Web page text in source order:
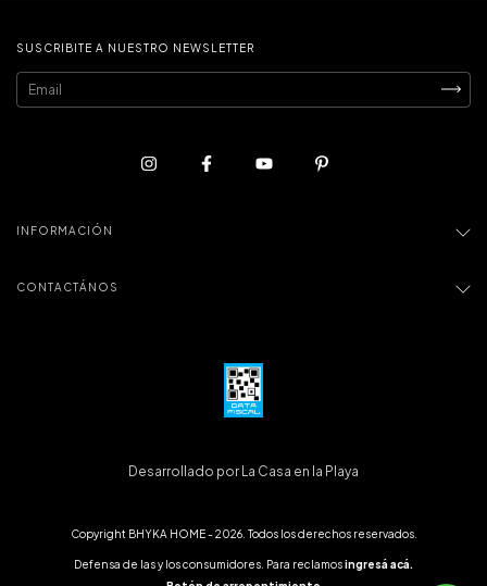
SUSCRIBITE A NUESTRO NEWSLETTER
INFORMACIÓN
CONTACTÁNOS
Desarrollado por La Casa en la Playa
Copyright BHYKA HOME - 2026. Todos los derechos reservados.
Defensa de las y los consumidores. Para reclamosingresá acá.